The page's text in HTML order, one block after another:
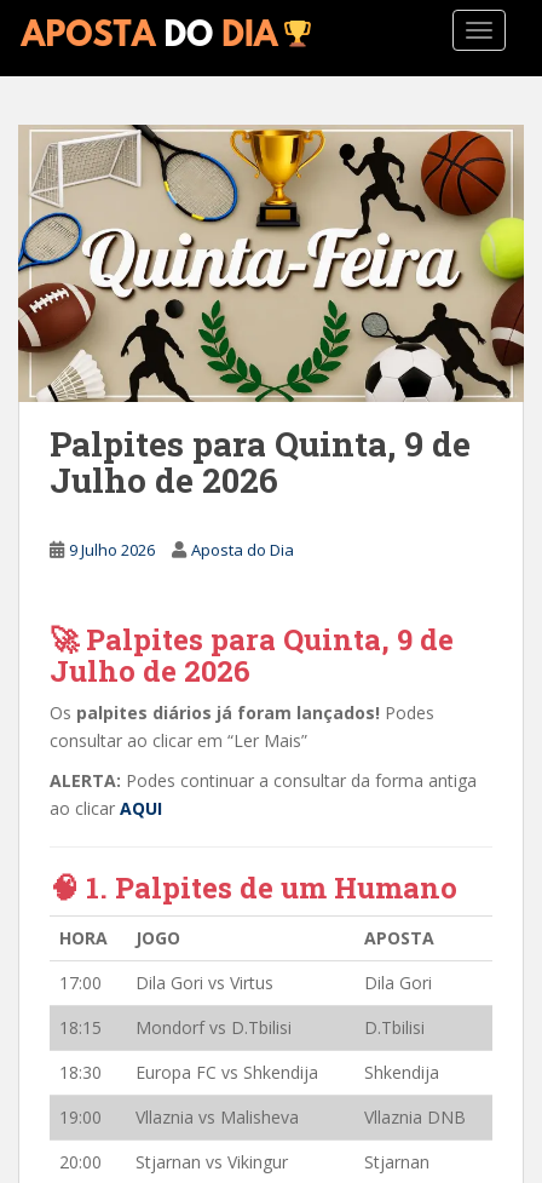
Palpites para Quinta, 9 de
Julho de 2026
9 Julho 2026 Aposta do Dia
🚀 Palpites para Quinta, 9 de
Julho de 2026
Os palpites diários já foram lançados! Podes
consultar ao clicar em “Ler Mais”
ALERTA: Podes continuar a consultar da forma antiga
ao clicar AQUI
🧠 1. Palpites de um Humano
HORA JOGO
APOSTA
17:00
Dila Gori vs Virtus
Dila Gori
18:15
Mondorf vs D.Tbilisi
D.Tbilisi
18:30
Europa FC vs Shkendija
Shkendija
19:00
Vllaznia vs Malisheva
Vllaznia DNB
20:00
Stjarnan vs Vikingur Stjarnan